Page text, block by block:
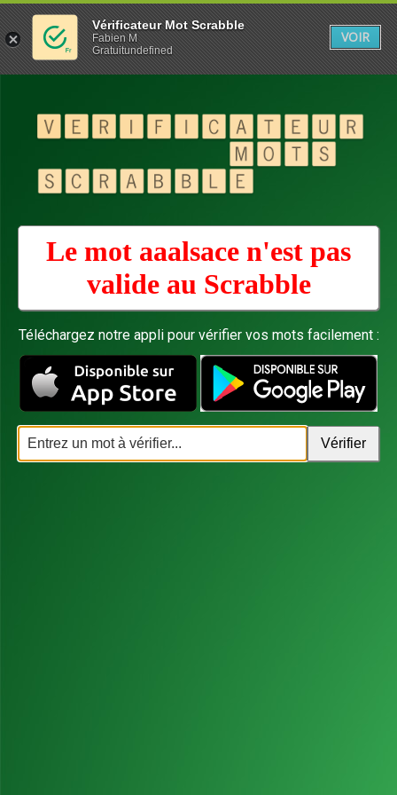
Le mot aaalsace n'est pas
valide au Scrabble
Téléchargez notre appli pour vérifier vos mots facilement :
Vérificateur Mot Scrabble
Fabien M
Gratuitundefined
VOIR